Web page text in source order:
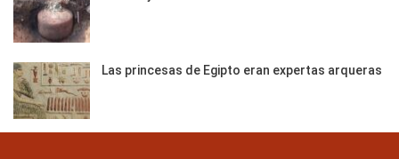
Las princesas de Egipto eran expertas arqueras